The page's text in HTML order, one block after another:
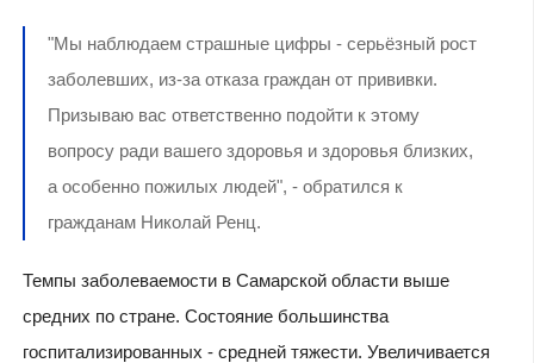
"Мы наблюдаем страшные цифры - серьёзный рост
заболевших, из-за отказа граждан от прививки.
Призываю вас ответственно подойти к этому
вопросу ради вашего здоровья и здоровья близких,
а особенно пожилых людей", - обратился к
гражданам Николай Ренц.
Темпы заболеваемости в Самарской области выше
средних по стране. Состояние большинства
госпитализированных - средней тяжести. Увеличивается